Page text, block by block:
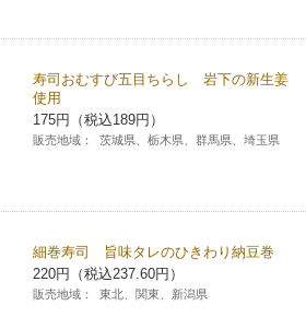
ャージ
限定）
業
力」
寿司おむすび五目ちらし 岩下の新生姜
使用
175円（税込189円）
販売地域： 茨城県、栃木県、群馬県、埼玉県
細巻寿司 旨味タレのひきわり納豆巻
220円（税込237.60円）
販売地域： 東北、関東、新潟県